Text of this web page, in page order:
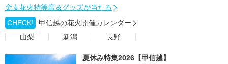
金麦花火特等席＆グッズが当たる
CHECK!
甲信越の花火開催カレンダー
山梨
新潟 長野
夏休み特集2026【甲信越】